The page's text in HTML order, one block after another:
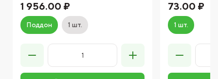
1 956.00 ₽
Поддон 1 шт.
73.00 ₽
1 шт.